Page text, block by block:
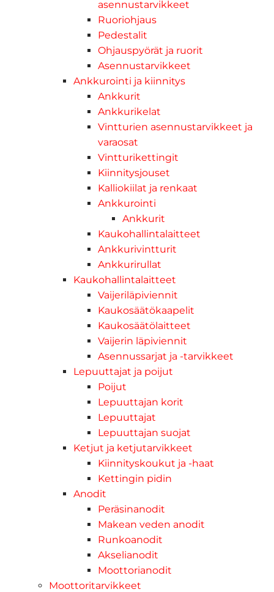
asennustarvikkeet
Ruoriohjaus
Pedestalit
Ohjauspyörät ja ruorit
Asennustarvikkeet
Ankkurointi ja kiinnitys
Ankkurit
Ankkurikelat
Vintturien asennustarvikkeet ja
varaosat
Vintturikettingit
Kiinnitysjouset
Kalliokiilat ja renkaat
Ankkurointi
Ankkurit
Kaukohallintalaitteet
Ankkurivintturit
Ankkurirullat
Kaukohallintalaitteet
Vaijeriläpiviennit
Kaukosäätökaapelit
Kaukosäätölaitteet
Vaijerin läpiviennit
Asennussarjat ja -tarvikkeet
Lepuuttajat ja poijut
Poijut
Lepuuttajan korit
Lepuuttajat
Lepuuttajan suojat
Ketjut ja ketjutarvikkeet
Kiinnityskoukut ja -haat
Kettingin pidin
Anodit
Peräsinanodit
Makean veden anodit
Runkoanodit
Akselianodit
Moottorianodit
Moottoritarvikkeet